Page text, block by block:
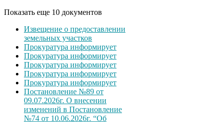
Показать еще 10 документов
Извещение о предоставлении
земельных участков
Прокуратура информирует
Прокуратура информирует
Прокуратура информирует
Прокуратура информирует
Прокуратура информирует
Постановление №89 от
09.07.2026г. О внесении
изменений в Постановление
№74 от 10.06.2026г. “Об